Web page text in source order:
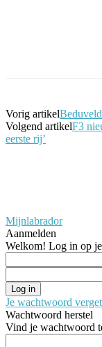
Vorig artikel
Volgend artikelF3
eerste rij’
Mijnlabrador
Aanmelden
Welkom! Log in op
Je wachtwoord
Wachtwoord herstel
Vind je wachtwoord